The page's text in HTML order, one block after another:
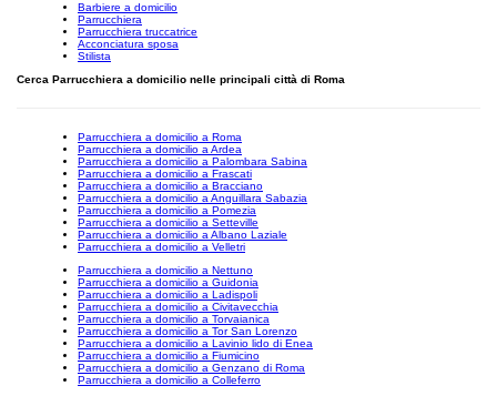
Barbiere a domicilio
Parrucchiera
Parrucchiera truccatrice
Acconciatura sposa
Stilista
Cerca Parrucchiera a domicilio nelle principali città di Roma
Parrucchiera a domicilio a Roma
Parrucchiera a domicilio a Ardea
Parrucchiera a domicilio a Palombara Sabina
Parrucchiera a domicilio a Frascati
Parrucchiera a domicilio a Bracciano
Parrucchiera a domicilio a Anguillara Sabazia
Parrucchiera a domicilio a Pomezia
Parrucchiera a domicilio a Setteville
Parrucchiera a domicilio a Albano Laziale
Parrucchiera a domicilio a Velletri
Parrucchiera a domicilio a Nettuno
Parrucchiera a domicilio a Guidonia
Parrucchiera a domicilio a Ladispoli
Parrucchiera a domicilio a Civitavecchia
Parrucchiera a domicilio a Torvaianica
Parrucchiera a domicilio a Tor San Lorenzo
Parrucchiera a domicilio a Lavinio lido di Enea
Parrucchiera a domicilio a Fiumicino
Parrucchiera a domicilio a Genzano di Roma
Parrucchiera a domicilio a Colleferro